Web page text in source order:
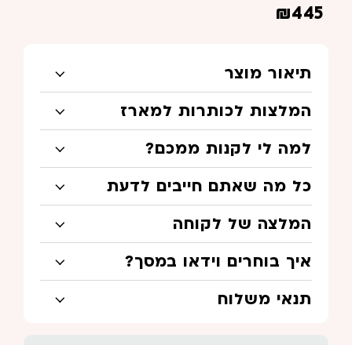
₪445
תיאור מוצר
המלצות לכותרות למארז
למה לי לקנות ממכם?
כל מה שאתם חייבים לדעת
המלצה של לקוחה
איך בוחרים וידאו במסך?
תנאי משלוח